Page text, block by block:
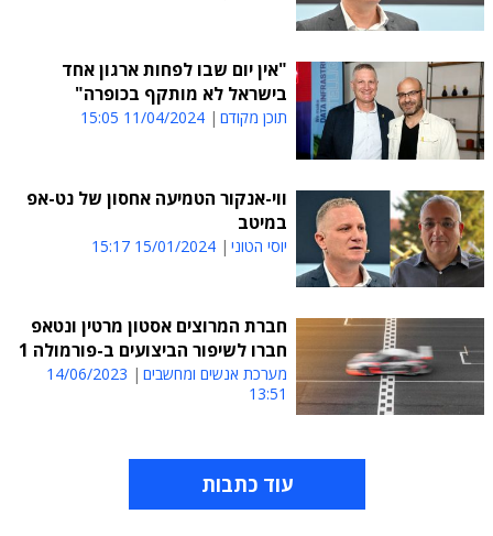
"אין יום שבו לפחות ארגון אחד
בישראל לא מותקף בכופרה"
תוכן מקודם 11/04/2024 15:05
ווי-אנקור הטמיעה אחסון של נט-אפ
במיטב
יוסי הטוני 15/01/2024 15:17
חברת המרוצים אסטון מרטין ונטאפ
חברו לשיפור הביצועים ב-פורמולה 1
מערכת אנשים ומחשבים
14/06/2023
13:51
עוד כתבות